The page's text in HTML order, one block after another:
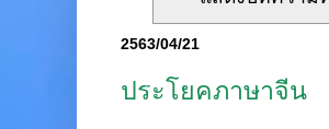
2563/04/21
ประโยคภาษาจีน